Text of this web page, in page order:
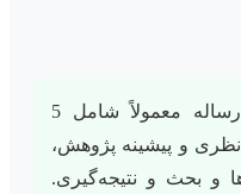
رساله معمولاً شامل 5
و پیشینه پژوهش،
و بحث و نتیجه‌گیری.